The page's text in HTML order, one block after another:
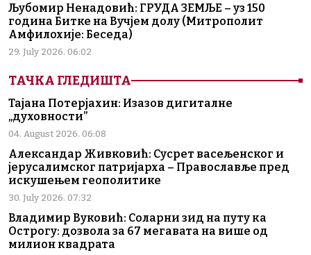
Љубомир Ненадовић: ГРУДА ЗЕМЉЕ – уз 150
година Битке на Вучјем долу (Митрополит
Амфилохије: Беседа)
29. July 2026. 06:02
ТАЧКА ГЛЕДИШТА
Тајана Потерјахин: Изазов дигиталне
„духовности”
04. August 2026. 06:08
Александар Живковић: Сусрет васељенског и
јерусалимског патријарха – Православље пред
искушењем геополитике
30. July 2026. 07:32
Владимир Вуковић: Соларни зид на путу ка
Острогу: дозвола за 67 мегавата на више од
милион квадрата